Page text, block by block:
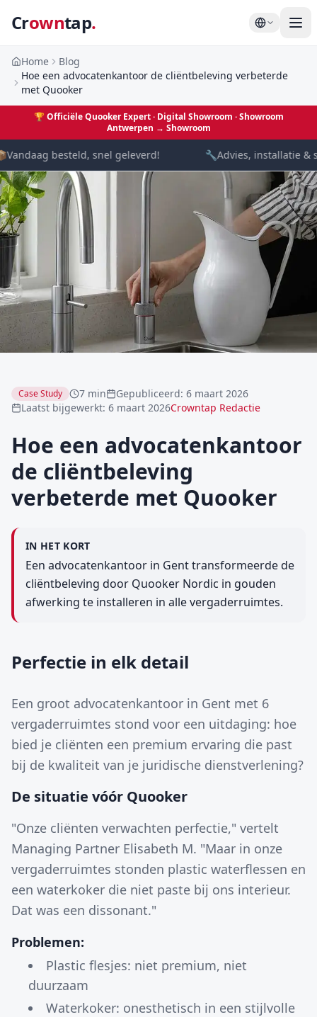
Crowntap.
Home
Blog
Hoe een advocatenkantoor de cliëntbeleving verbeterde
met Quooker
🏆 Officiële Quooker Expert · Digital Showroom · Showroom
Antwerpen → Showroom
Vandaag besteld, snel geleverd! 🔧Advies, installatie &
Case Study 7 min Gepubliceerd: 6 maart 2026
Laatst bijgewerkt: 6 maart 2026Crowntap Redactie
Hoe een advocatenkantoor
de cliëntbeleving
verbeterde met Quooker
IN HET KORT
Een advocatenkantoor in Gent transformeerde de
cliëntbeleving door Quooker Nordic in gouden
afwerking te installeren in alle vergaderruimtes.
Perfectie in elk detail
Een groot advocatenkantoor in Gent met 6
vergaderruimtes stond voor een uitdaging: hoe
bied je cliënten een premium ervaring die past
bij de kwaliteit van je juridische dienstverlening?
De situatie vóór Quooker
"Onze cliënten verwachten perfectie," vertelt
Managing Partner Elisabeth M. "Maar in onze
vergaderruimtes stonden plastic waterflessen en
een waterkoker die niet paste bij ons interieur.
Dat was een dissonant."
Problemen:
Plastic flesjes: niet premium, niet
duurzaam
Waterkoker: onesthetisch in een stijlvolle